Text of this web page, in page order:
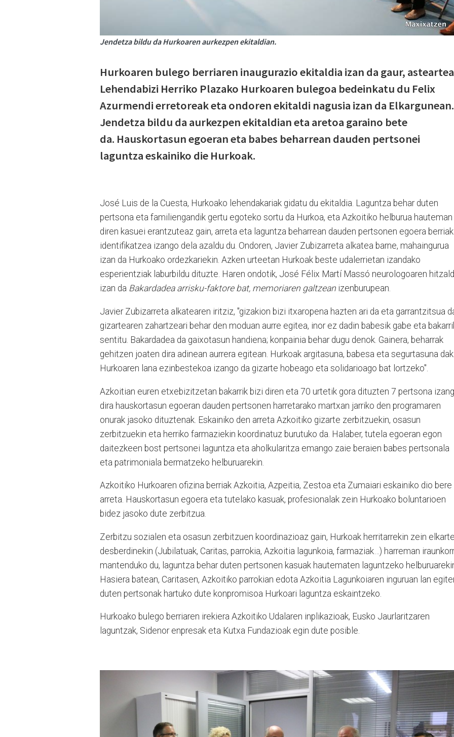
Jendetza bildu da Hurkoaren aurkezpen ekitaldian.
Hurkoaren bulego berriaren inaugurazio ekitaldia izan da gaur,
Lehendabizi Herriko Plazako Hurkoaren bulegoa bedeinkatu du Felix
Azurmendi erretoreak eta ondoren ekitaldi nagusia izan da Elkargunean.
Jendetza bildu da aurkezpen ekitaldian eta aretoa garaino bete
da. Hauskortasun egoeran eta babes beharrean dauden pertsonei
laguntza eskainiko die Hurkoak.
José Luis de la Cuesta, Hurkoako lehendakariak gidatu du ekitaldia. Laguntza behar duten
pertsona eta familiengandik gertu egoteko sortu da Hurkoa, eta Azkoitiko helburua hauteman
diren kasuei erantzuteaz gain, arreta eta laguntza beharrean dauden pertsonen egoera berriak
identifikatzea izango dela azaldu du. Ondoren, Javier Zubizarreta alkatea barne, mahaingurua
izan da Hurkoako ordezkariekin. Azken urteetan Hurkoak beste udalerrietan izandako
esperientziak laburbildu dituzte. Haren ondotik, José Félix Martí Massó neurologoaren
izan da Bakardadea arrisku-faktore bat, memoriaren galtzean izenburupean.
Javier Zubizarreta alkatearen iritziz, "gizakion bizi itxaropena hazten ari da eta garrantzitsua
gizartearen zahartzeari behar den moduan aurre egitea, inor ez dadin babesik gabe eta
sentitu. Bakardadea da gaixotasun handiena; konpainia behar dugu denok. Gainera, beharrak
gehitzen joaten dira adinean aurrera egitean. Hurkoak argitasuna, babesa eta segurtasuna
Hurkoaren lana ezinbestekoa izango da gizarte hobeago eta solidarioago bat lortzeko".
Azkoitian euren etxebizitzetan bakarrik bizi diren eta 70 urtetik gora dituzten 7 pertsona
dira hauskortasun egoeran dauden pertsonen harretarako martxan jarriko den programaren
onurak jasoko dituztenak. Eskainiko den arreta Azkoitiko gizarte zerbitzuekin, osasun
zerbitzuekin eta herriko farmaziekin koordinatuz burutuko da. Halaber, tutela egoeran egon
daitezkeen bost pertsonei laguntza eta aholkularitza emango zaie beraien babes pertsonala
eta patrimoniala bermatzeko helburuarekin.
Azkoitiko Hurkoaren ofizina berriak Azkoitia, Azpeitia, Zestoa eta Zumaiari eskainiko dio bere
arreta. Hauskortasun egoera eta tutelako kasuak, profesionalak zein Hurkoako boluntarioen
bidez jasoko dute zerbitzua.
Zerbitzu sozialen eta osasun zerbitzuen koordinazioaz gain, Hurkoak herritarrekin zein
desberdinekin (Jubilatuak, Caritas, parrokia, Azkoitia lagunkoia, farmaziak…) harreman
mantenduko du, laguntza behar duten pertsonen kasuak hautematen laguntzeko
Hasiera batean, Caritasen, Azkoitiko parrokian edota Azkoitia Lagunkoiaren inguruan lan
duten pertsonak hartuko dute konpromisoa Hurkoari laguntza eskaintzeko.
Hurkoako bulego berriaren irekiera Azkoitiko Udalaren inplikazioak, Eusko Jaurlaritzaren
laguntzak, Sidenor enpresak eta Kutxa Fundazioak egin dute posible.